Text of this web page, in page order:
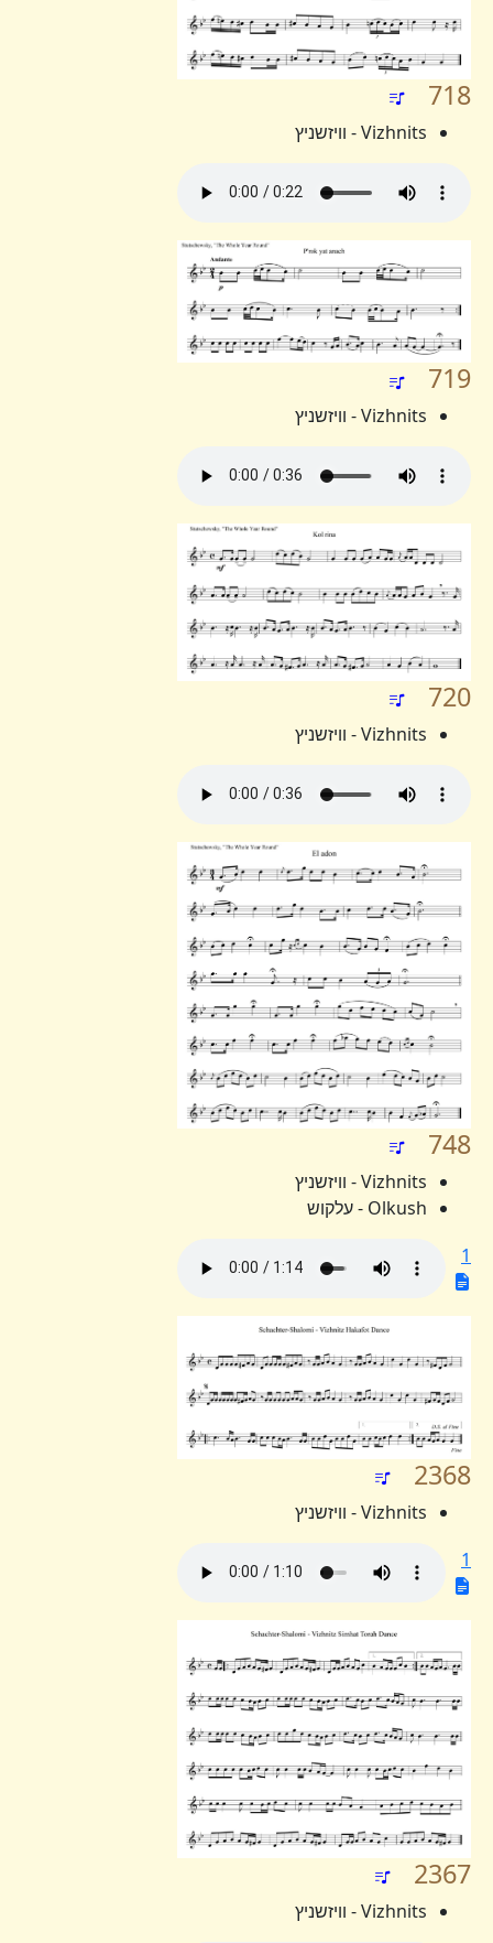
718
Vizhnits - וויזשניץ
719
Vizhnits - וויזשניץ
720
Vizhnits - וויזשניץ
748
Vizhnits - וויזשניץ
Olkush - עלקוש
2368
Vizhnits - וויזשניץ
2367
Vizhnits - וויזשניץ